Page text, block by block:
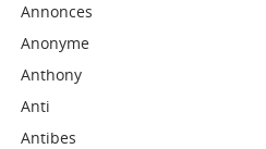
Annonces
Anonyme
Anthony
Anti
Antibes